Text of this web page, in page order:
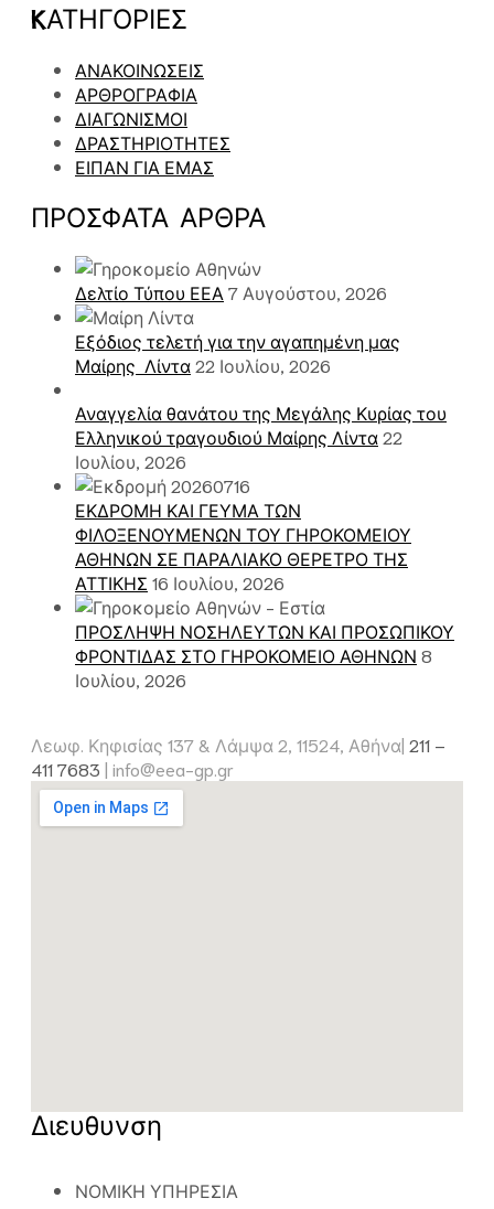
KΑΤΗΓΟΡΊΕΣ
ΑΝΑΚΟΙΝΩΣΕΙΣ
ΑΡΘΡΟΓΡΑΦΙΑ
ΔΙΑΓΩΝΙΣΜΟΙ
ΔΡΑΣΤΗΡΙΟΤΗΤΕΣ
ΕΙΠΑΝ ΓΙΑ ΕΜΑΣ
ΠΡΌΣΦΑΤΑ ΑΡΘΡΑ
Δελτίο Τύπου ΕΕΑ 7 Αυγούστου, 2026
Εξόδιος τελετή για την αγαπημένη μας
Μαίρης Λίντα22 Ιουλίου, 2026
Αναγγελία θανάτου της Μεγάλης Κυρίας του
Ελληνικού τραγουδιού Μαίρης Λίντα22
Ιουλίου, 2026
ΕΚΔΡΟΜΗ ΚΑΙ ΓΕΥΜΑ ΤΩΝ
ΦΙΛΟΞΕΝΟΥΜΕΝΩΝ ΤΟΥ ΓΗΡΟΚΟΜΕΙΟΥ
ΑΘΗΝΩΝ ΣΕ ΠΑΡΑΛΙΑΚΟ ΘΕΡΕΤΡΟ ΤΗΣ
ΑΤΤΙΚΗΣ 16 Ιουλίου, 2026
ΠΡΟΣΛΗΨΗ ΝΟΣΗΛΕΥΤΩΝ ΚΑΙ ΠΡΟΣΩΠΙΚΟΥ
ΦΡΟΝΤΙΔΑΣ ΣΤΟ ΓΗΡΟΚΟΜΕΙΟ ΑΘΗΝΩΝ 8
Ιουλίου, 2026
Λεωφ. Κηφισίας 137 & Λάμψα 2, 11524, Αθήνα| 211 –
411 7683 | info@eea-gp.gr
Διευθυνση
ΝΟΜΙΚΗ ΥΠΗΡΕΣΙΑ